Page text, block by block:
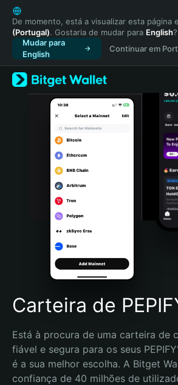
English
日本語
Tiếng Việt
Русский
Español (Latinoamérica)
Türkçe
Italiano
Português (Portugal)
Bahasa Indonesia
Português (Brasil)
Español (Argentina)
De momento, está a visualizar esta página
(Portugal). Gostaria de mudar para English?
Mudar para
English
Continuar em
Carteira de
Está à procura de uma carteira de
fiável e segura para os seus
é a sua melhor escolha. A Bitget
confiança de 40 milhões de